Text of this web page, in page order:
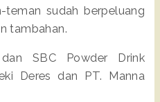
teman sudah berpeluang
tambahan.
SBC Powder Drink
Deres dan PT. Manna